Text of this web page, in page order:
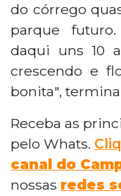
do córrego
parque
daqui uns 10
crescendo e
bonita",
Receba as
pelo Whats.
canal do
nossas redes